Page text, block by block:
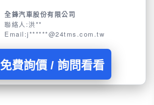
全鋒汽車股份有限公司
聯絡人:洪**
Email:j******@24tms.com.tw
免費詢價 / 詢問看看